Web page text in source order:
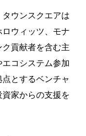
ウンスクエアは
ウィッツ、モナ
ク貢献者を含む主
コシステム参加
とするベンチャ
家からの支援を